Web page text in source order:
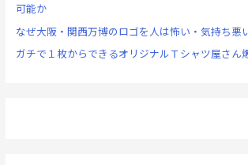
可能か
なぜ大阪・関西万博のロゴを人は怖い・気持ち悪
ガチで１枚からできるオリジナルＴシャツ屋さん